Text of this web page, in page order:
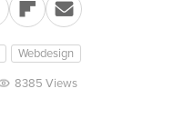
Webdesign
8385 Views